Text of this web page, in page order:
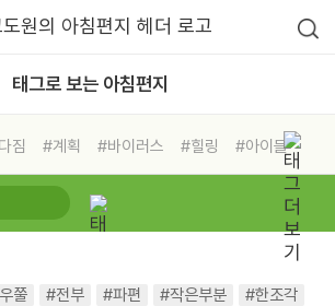
태그로 보는 아침편지
짐 #계획 #바이러스 #힐링
#아이들
#삶
#링컨학교
쭐 #전부 #파편 #작은부분
#한조각